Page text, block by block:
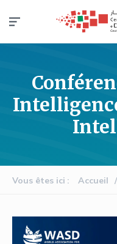
au
contenu
Vous êtes ici Accueil